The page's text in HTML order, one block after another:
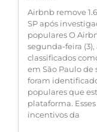
Airbnb remove
SP após
populares O
segunda-feira
classificados
em São Paulo de
foram
populares que
plataforma.
incentivos da